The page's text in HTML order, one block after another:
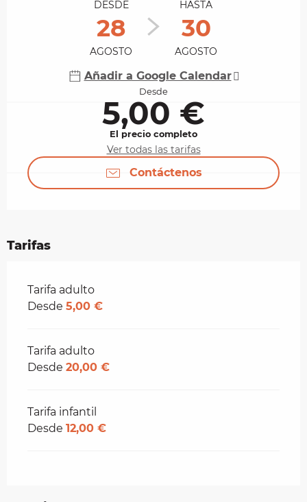
DESDE
28
AGOSTO
HASTA
30
AGOSTO
Añadir a Google Calendar
Desde
5,00 €
El precio completo
Ver todas las tarifas
Contáctenos
Tarifas
Tarifas 2026
Tarifa adulto
Desde 5,00 €
Tarifa adulto
Desde 20,00 €
Tarifa infantil
Desde 12,00 €